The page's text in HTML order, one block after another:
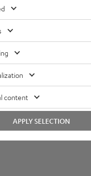
content
APPLY SELECTION